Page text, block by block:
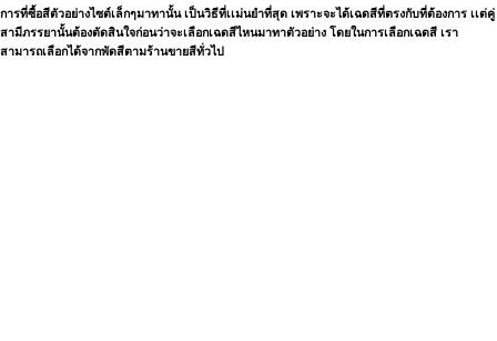
การที่ซื้อสีตัวอย่างไซต์เล็กๆมาทานั้น เป็นวิธีที่เเม่นยำที่สุด เพราะจะได้เฉดสีที่ตรงกับที่ต้องการ เเต่คู่
สามีภรรยานั้นต้องตัดสินใจก่อนว่าจะเลือกเฉดสีไหนมาทาตัวอย่าง โดยในการเลือกเฉดสี เรา
สามารถเลือกได้จากพัดสีตามร้านขายสีทั่วไป